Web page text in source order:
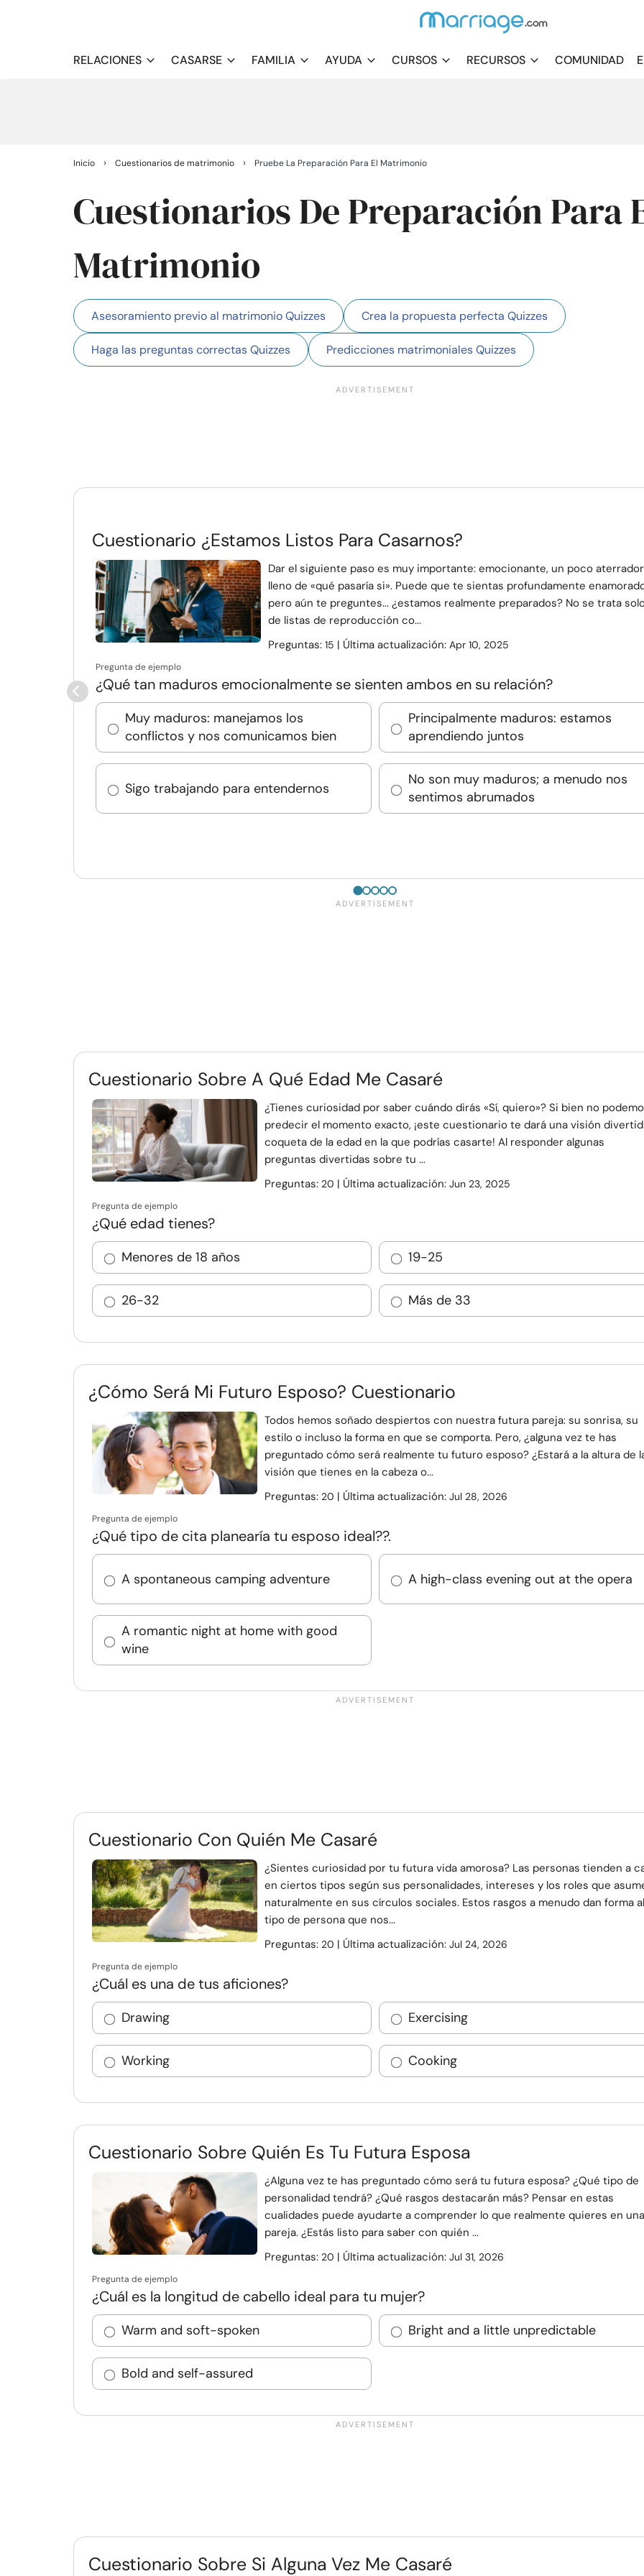
RELACIONES CASARSE FAMILIA AYUDA CURSOS RECURSOS COMUNIDAD
Inicio › Cuestionarios de matrimonio › Pruebe La Preparación Para El Matrimonio
Cuestionarios De Preparación Para
Matrimonio
Asesoramiento previo al matrimonio Quizzes Crea la propuesta perfecta Quizzes
Haga las preguntas correctas Quizzes Predicciones matrimoniales Quizzes
Cuestionario ¿Estamos Listos Para Casarnos?
Dar el siguiente paso es muy importante: emocionante, un poco
lleno de «qué pasaría si». Puede que te sientas profundamente
pero aún te preguntes... ¿estamos realmente preparados? No se trata
de listas de reproducción co...
Preguntas: 15 | Última actualización: Apr 10, 2025
Pregunta de ejemplo
¿Qué tan maduros emocionalmente se sienten ambos en su relación?
Muy maduros: manejamos los
conflictos y nos comunicamos bien
Principalmente maduros: estamos
aprendiendo juntos
Sigo trabajando para entendernos
No son muy maduros; a menudo nos
sentimos abrumados
Cuestionario Sobre A Qué Edad Me Casaré
¿Tienes curiosidad por saber cuándo dirás «Sí, quiero»? Si bien no
predecir el momento exacto, ¡este cuestionario te dará una visión
coqueta de la edad en la que podrías casarte! Al responder algunas
preguntas divertidas sobre tu ...
Preguntas: 20 | Última actualización: Jun 23, 2025
Pregunta de ejemplo
¿Qué edad tienes?
Menores de 18 años 19-25
26-32 Más de 33
¿Cómo Será Mi Futuro Esposo? Cuestionario
Todos hemos soñado despiertos con nuestra futura pareja: su sonrisa, su
estilo o incluso la forma en que se comporta. Pero, ¿alguna vez te has
preguntado cómo será realmente tu futuro esposo? ¿Estará a la altura de
visión que tienes en la cabeza o...
Preguntas: 20 | Última actualización: Jul 28, 2026
Pregunta de ejemplo
¿Qué tipo de cita planearía tu esposo ideal??.
A spontaneous camping adventure A high-class evening out at the opera
A romantic night at home with good
wine
Cuestionario Con Quién Me Casaré
¿Sientes curiosidad por tu futura vida amorosa? Las personas tienden a
en ciertos tipos según sus personalidades, intereses y los roles que
naturalmente en sus círculos sociales. Estos rasgos a menudo dan forma al
tipo de persona que nos...
Preguntas: 20 | Última actualización: Jul 24, 2026
Pregunta de ejemplo
¿Cuál es una de tus aficiones?
Drawing Exercising
Working Cooking
Cuestionario Sobre Quién Es Tu Futura Esposa
¿Alguna vez te has preguntado cómo será tu futura esposa? ¿Qué tipo de
personalidad tendrá? ¿Qué rasgos destacarán más? Pensar en estas
cualidades puede ayudarte a comprender lo que realmente quieres en una
pareja. ¿Estás listo para saber con quién ...
Preguntas: 20 | Última actualización: Jul 31, 2026
Pregunta de ejemplo
¿Cuál es la longitud de cabello ideal para tu mujer?
Warm and soft-spoken Bright and a little unpredictable
Bold and self-assured
Cuestionario Sobre Si Alguna Vez Me Casaré